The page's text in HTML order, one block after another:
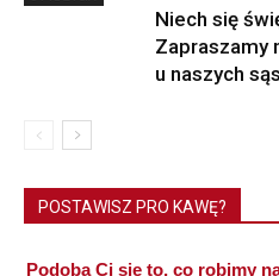
Niech się
Zapraszamy
u naszych
POSTAWISZ PRO KAWĘ?
Podoba Ci się to, co robimy